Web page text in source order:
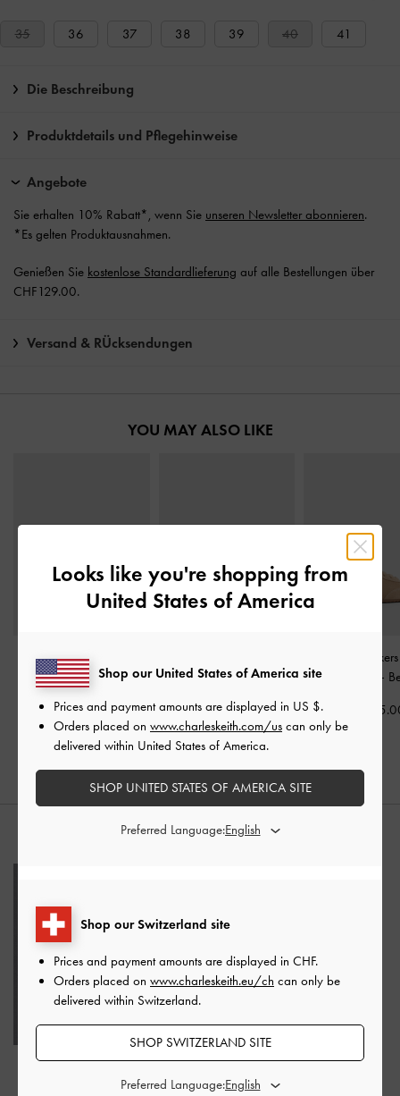
35 36 37 38 39 40 41
Die Beschreibung
Produktdetails und Pflegehinweise
Angebote
Sie erhalten 10% Rabatt*, wenn Sie unseren Newsletter abonnieren.
*Es gelten Produktausnahmen.
Genießen Sie kostenlose Standardlieferung auf alle Bestellungen über
CHF129.00.
Versand & RÜcksendungen
YOU MAY ALSO LIKE
Mary Jane Platform-
Sneaker aus
CHF95.00
Wildlederimitat-Beige
CHF95.00
Jace
-
STYLE IT WITH
Metallic-Leder mit
Looks like you're shopping from
United States of America
Shop our Switzerland site
Prices and payment amounts are displayed in CHF.
Orders placed on www.charleskeith.eu/ch can only be
delivered within Switzerland.
SHOP SWITZERLAND SITE
Preferred Language:
Shop our United States of America site
Prices and payment amounts are displayed in US $.
Orders placed on www.charleskeith.com/us can only be
delivered within United States of America.
SHOP UNITED STATES OF AMERICA SITE
Preferred Language: